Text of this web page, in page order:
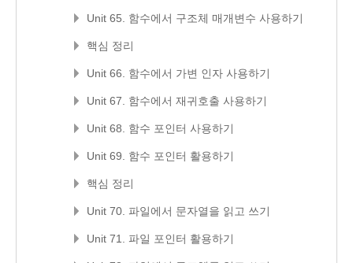
Unit 65. 함수에서 구조체 매개변수 사용하기
핵심 정리
Unit 66. 함수에서 가변 인자 사용하기
Unit 67. 함수에서 재귀호출 사용하기
Unit 68. 함수 포인터 사용하기
Unit 69. 함수 포인터 활용하기
핵심 정리
Unit 70. 파일에서 문자열을 읽고 쓰기
Unit 71. 파일 포인터 활용하기